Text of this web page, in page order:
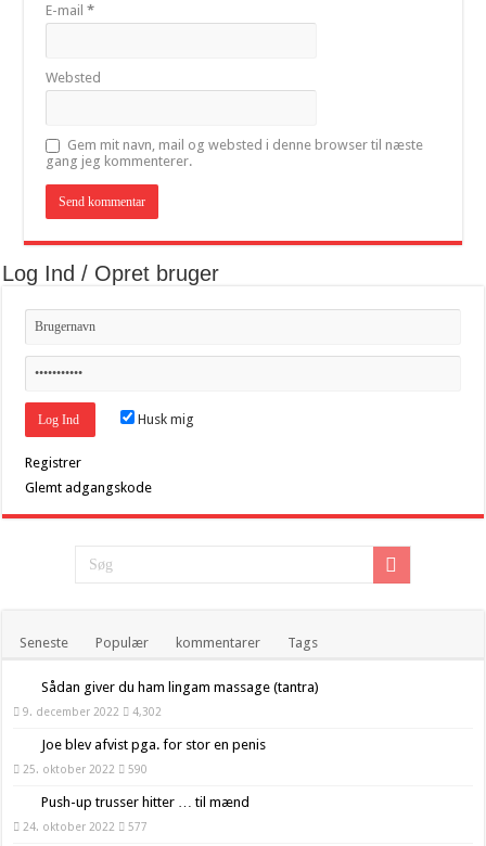
E-mail*
Websted
Gem mit navn, mail og websted i denne browser til næste
gang jeg kommenterer.
Log Ind / Opret bruger
Husk mig
Registrer
Glemt adgangskode
Seneste Populær kommentarer Tags
Sådan giver du ham lingam massage (tantra)
9. december 2022 4,302
Joe blev afvist pga. for stor en penis
25. oktober 2022 590
Push-up trusser hitter … til mænd
24. oktober 2022 577